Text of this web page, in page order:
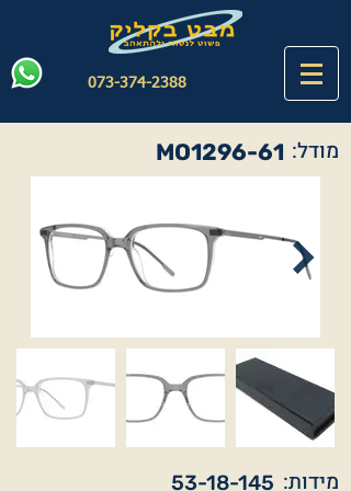
073-374-2388
MO1296-61 מודל:
53-18-145 מידות: